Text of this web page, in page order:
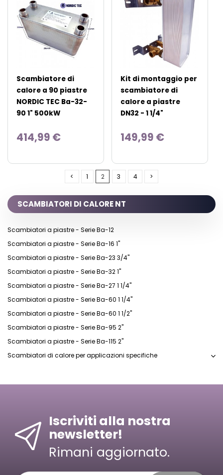
Scambiatore di
calore a 90 piastre
NORDIC TEC Ba-32-
90 1" 500kW
414,99 €
Kit di montaggio per
scambiatore di
calore a piastre
DN32 - 1 1/4"
149,99 €
< 1 2 3 4 >
SCAMBIATORI DI CALORE NT
Scambiatori a piastre - Serie Ba-12
Scambiatori a piastre - Serie Ba-16 1"
Scambiatori a piastre - Serie Ba-23 3/4"
Scambiatori a piastre - Serie Ba-32 1"
Scambiatori a piastre - Serie Ba-27 1 1/4"
Scambiatori a piastre - Serie Ba-60 1 1/4"
Scambiatori a piastre - Serie Ba-60 1 1/2"
Scambiatori a piastre - Serie Ba-95 2"
Scambiatori a piastre - Serie Ba-115 2"
Scambiatori di calore per applicazioni specifiche
Iscriviti alla nostra
newsletter!
Rimani aggiornato.